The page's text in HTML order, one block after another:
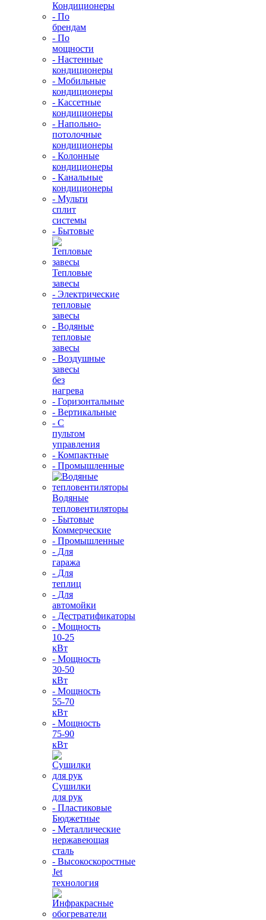
Кондиционеры
- По
брендам
- По
мощности
- Настенные
кондиционеры
- Мобильные
кондиционеры
- Кассетные
кондиционеры
- Напольно-
потолочные
кондиционеры
- Колонные
кондиционеры
- Канальные
кондиционеры
- Мульти
сплит
системы
- Бытовые
Тепловые
завесы
- Электрические
тепловые
завесы
- Водяные
тепловые
завесы
- Воздушные
завесы
без
нагрева
- Горизонтальные
- Вертикальные
- С
пультом
управления
- Компактные
- Промышленные
Водяные
тепловентиляторы
- Бытовые
Коммерческие
- Промышленные
- Для
гаража
- Для
теплиц
- Для
автомойки
- Дестратификаторы
- Мощность
10-25
кВт
- Мощность
30-50
кВт
- Мощность
55-70
кВт
- Мощность
75-90
кВт
Сушилки
для рук
- Пластиковые
Бюджетные
- Металлические
нержавеющая
сталь
- Высокоскоростные
Jet
технология